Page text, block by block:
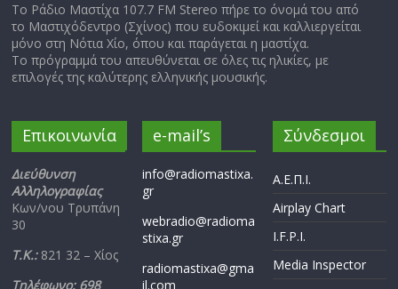
Το Ράδιο Μαστίχα 107.7 FM Stereo πήρε το όνομά του από
το Μαστιχόδεντρο (Σχίνος) που ευδοκιμεί και καλλιεργείται
μόνο στη Νότια Χίο, όπου και παράγεται η μαστίχα.
Το πρόγραμμά του απευθύνεται σε όλες τις ηλικίες, με
επιλογές της καλύτερης ελληνικής μουσικής.
Επικοινωνία
Διεύθυνση
Αλληλογραφίας
Κων/νου Τρυπάνη
30
Τ.Κ.: 821 32 – Χίος
Τηλέφωνο: 698
e-mail’s
info@radiomastixa.
gr
webradio@radioma
stixa.gr
radiomastixa@gma
il.com
Σύνδεσμοι
Α.Ε.Π.Ι.
Airplay Chart
I.F.P.I.
Media Inspector